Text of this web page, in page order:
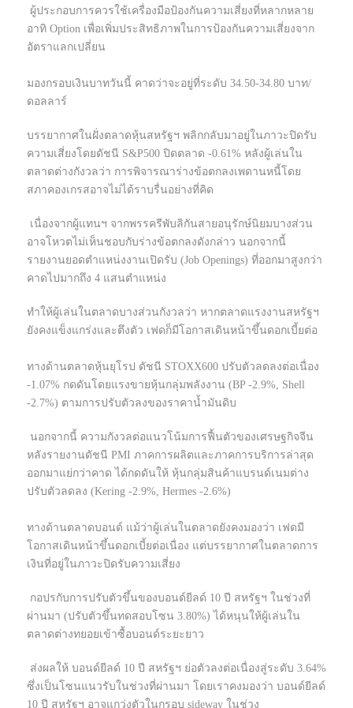
ผู้ประกอบการควรใช้เครื่องมือป้องกันความเสี่ยงที่หลากหลาย
อาทิ Option เพื่อเพิ่มประสิทธิภาพในการป้องกันความเสี่ยงจาก
อัตราแลกเปลี่ยน
มองกรอบเงินบาทวันนี้ คาดว่าจะอยู่ที่ระดับ 34.50-34.80 บาท/
ดอลลาร์
บรรยากาศในฝั่งตลาดหุ้นสหรัฐฯ พลิกกลับมาอยู่ในภาวะปิดรับ
ความเสี่ยงโดยดัชนี S&P500 ปิดตลาด -0.61% หลังผู้เล่นใน
ตลาดต่างกังวลว่า การพิจารณาร่างข้อตกลงเพดานหนี้โดย
สภาคองเกรสอาจไม่ได้ราบรื่นอย่างที่คิด
เนื่องจากผู้แทนฯ จากพรรครีพับลิกันสายอนุรักษ์นิยมบางส่วน
อาจโหวตไม่เห็นชอบกับร่างข้อตกลงดังกล่าว นอกจากนี้
รายงานยอดตำแหน่งงานเปิดรับ (Job Openings) ที่ออกมาสูงกว่า
คาดไปมากถึง 4 แสนตำแหน่ง
ทำให้ผู้เล่นในตลาดบางส่วนกังวลว่า หากตลาดแรงงานสหรัฐฯ
ยังคงแข็งแกร่งและตึงตัว เฟดก็มีโอกาสเดินหน้าขึ้นดอกเบี้ยต่อ
ทางด้านตลาดหุ้นยุโรป ดัชนี STOXX600 ปรับตัวลดลงต่อเนื่อง
-1.07% กดดันโดยแรงขายหุ้นกลุ่มพลังงาน (BP -2.9%, Shell
-2.7%) ตามการปรับตัวลงของราคาน้ำมันดิบ
นอกจากนี้ ความกังวลต่อแนวโน้มการฟื้นตัวของเศรษฐกิจจีน
หลังรายงานดัชนี PMI ภาคการผลิตและภาคการบริการล่าสุด
ออกมาแย่กว่าคาด ได้กดดันให้ หุ้นกลุ่มสินค้าแบรนด์เนมต่าง
ปรับตัวลดลง (Kering -2.9%, Hermes -2.6%)
ทางด้านตลาดบอนด์ แม้ว่าผู้เล่นในตลาดยังคงมองว่า เฟดมี
โอกาสเดินหน้าขึ้นดอกเบี้ยต่อเนื่อง แต่บรรยากาศในตลาดการ
เงินที่อยู่ในภาวะปิดรับความเสี่ยง
กอปรกับการปรับตัวขึ้นของบอนด์ยีลด์ 10 ปี สหรัฐฯ ในช่วงที่
ผ่านมา (ปรับตัวขึ้นทดสอบโซน 3.80%) ได้หนุนให้ผู้เล่นใน
ตลาดต่างทยอยเข้าซื้อบอนด์ระยะยาว
ส่งผลให้ บอนด์ยีลด์ 10 ปี สหรัฐฯ ย่อตัวลงต่อเนื่องสู่ระดับ 3.64%
ซึ่งเป็นโซนแนวรับในช่วงที่ผ่านมา โดยเราคงมองว่า บอนด์ยีลด์
10 ปี สหรัฐฯ อาจแกว่งตัวในกรอบ sideway ในช่วง